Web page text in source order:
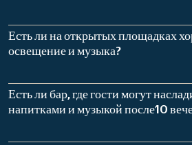
Есть ли на открытых площадках
освещение и музыка?
Есть ли бар, где гости могут
напитками и музыкой после10